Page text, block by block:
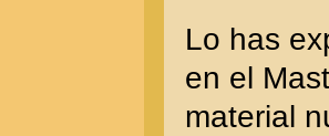
Lo has
en el
material